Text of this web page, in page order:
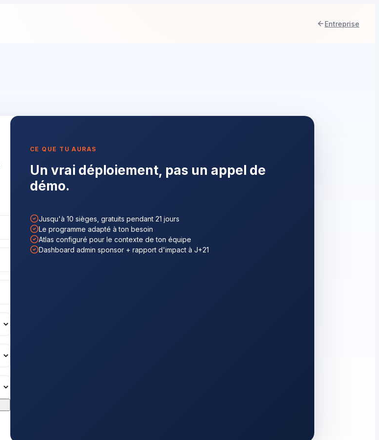
Entreprise
CE QUE TU AURAS
Un vrai déploiement, pas un appel de
démo.
Jusqu'à 10 sièges, gratuits pendant 21 jours
Le programme adapté à ton besoin
Atlas configuré pour le contexte de ton équipe
Dashboard admin sponsor + rapport d'impact à J+21